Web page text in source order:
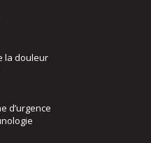
la douleur
d’urgence